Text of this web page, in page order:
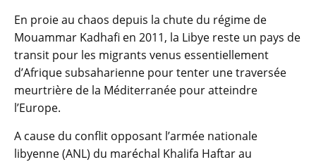
En proie au chaos depuis la chute du régime de
Mouammar Kadhafi en 2011, la Libye reste un pays de
transit pour les migrants venus essentiellement
d’Afrique subsaharienne pour tenter une traversée
meurtrière de la Méditerranée pour atteindre
l’Europe.
A cause du conflit opposant l’armée nationale
libyenne (ANL) du maréchal Khalifa Haftar au